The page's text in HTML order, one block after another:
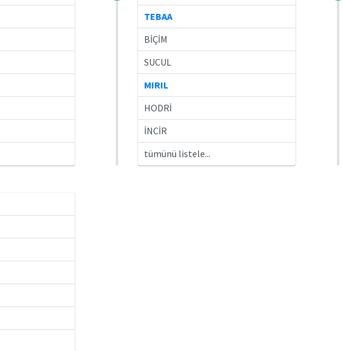
TEBAA
BİÇİM
SUCUL
MIRIL
HODRİ
İNCİR
tümünü listele...